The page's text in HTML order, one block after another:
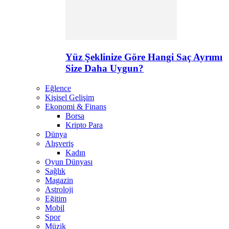
Yüz Şeklinize Göre Hangi Saç Ayrımı
Size Daha Uygun?
Eğlence
Kişisel Gelişim
Ekonomi & Finans
Borsa
Kripto Para
Dünya
Alışveriş
Kadın
Oyun Dünyası
Sağlık
Magazin
Astroloji
Eğitim
Mobil
Spor
Müzik